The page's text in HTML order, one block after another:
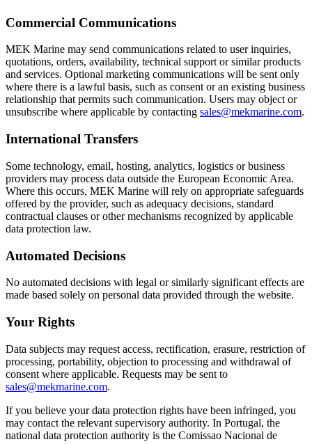
Commercial Communications
MEK Marine may send communications related to user inquiries,
quotations, orders, availability, technical support or similar products
and services. Optional marketing communications will be sent only
where there is a lawful basis, such as consent or an existing business
relationship that permits such communication. Users may object or
unsubscribe where applicable by contacting sales@mekmarine.com.
International Transfers
Some technology, email, hosting, analytics, logistics or business
providers may process data outside the European Economic Area.
Where this occurs, MEK Marine will rely on appropriate safeguards
offered by the provider, such as adequacy decisions, standard
contractual clauses or other mechanisms recognized by applicable
data protection law.
Automated Decisions
No automated decisions with legal or similarly significant effects are
made based solely on personal data provided through the website.
Your Rights
Data subjects may request access, rectification, erasure, restriction of
processing, portability, objection to processing and withdrawal of
consent where applicable. Requests may be sent to
sales@mekmarine.com.
If you believe your data protection rights have been infringed, you
may contact the relevant supervisory authority. In Portugal, the
national data protection authority is the Comissao Nacional de